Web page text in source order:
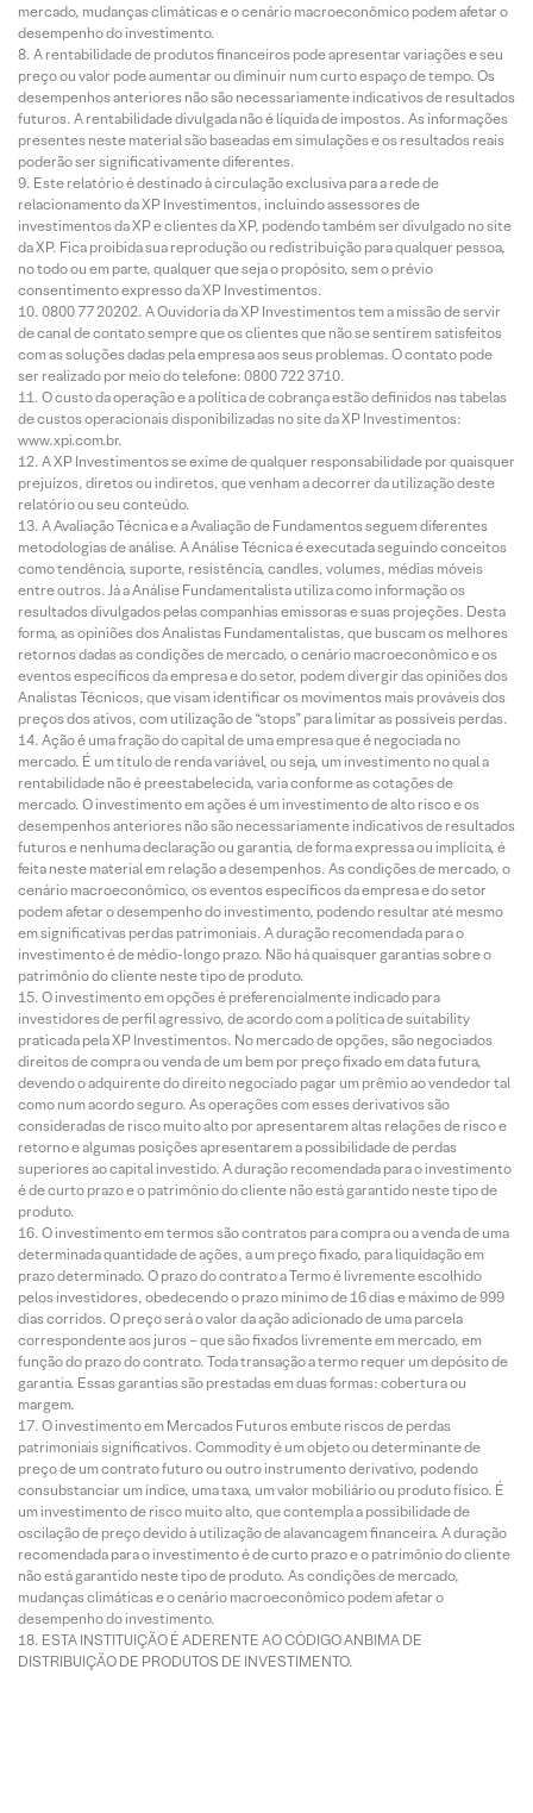
mercado, mudanças climáticas e o cenário macroeconômico podem afetar o
desempenho do investimento.
A rentabilidade de produtos financeiros pode apresentar variações e seu
preço ou valor pode aumentar ou diminuir num curto espaço de tempo. Os
desempenhos anteriores não são necessariamente indicativos de resultados
futuros. A rentabilidade divulgada não é líquida de impostos. As informações
presentes neste material são baseadas em simulações e os resultados reais
poderão ser significativamente diferentes.
Este relatório é destinado à circulação exclusiva para a rede de
relacionamento da XP Investimentos, incluindo assessores de
investimentos da XP e clientes da XP, podendo também ser divulgado no site
da XP. Fica proibida sua reprodução ou redistribuição para qualquer pessoa,
no todo ou em parte, qualquer que seja o propósito, sem o prévio
consentimento expresso da XP Investimentos.
0800 77 20202. A Ouvidoria da XP Investimentos tem a missão de servir
de canal de contato sempre que os clientes que não se sentirem satisfeitos
com as soluções dadas pela empresa aos seus problemas. O contato pode
ser realizado por meio do telefone: 0800 722 3710.
O custo da operação e a política de cobrança estão definidos nas tabelas
de custos operacionais disponibilizadas no site da XP Investimentos:
www.xpi.com.br.
A XP Investimentos se exime de qualquer responsabilidade por quaisquer
prejuízos, diretos ou indiretos, que venham a decorrer da utilização deste
relatório ou seu conteúdo.
A Avaliação Técnica e a Avaliação de Fundamentos seguem diferentes
metodologias de análise. A Análise Técnica é executada seguindo conceitos
como tendência, suporte, resistência, candles, volumes, médias móveis
entre outros. Já a Análise Fundamentalista utiliza como informação os
resultados divulgados pelas companhias emissoras e suas projeções. Desta
forma, as opiniões dos Analistas Fundamentalistas, que buscam os melhores
retornos dadas as condições de mercado, o cenário macroeconômico e os
eventos específicos da empresa e do setor, podem divergir das opiniões dos
Analistas Técnicos, que visam identificar os movimentos mais prováveis dos
preços dos ativos, com utilização de “stops” para limitar as possíveis perdas.
Ação é uma fração do capital de uma empresa que é negociada no
mercado. É um título de renda variável, ou seja, um investimento no qual a
rentabilidade não é preestabelecida, varia conforme as cotações de
mercado. O investimento em ações é um investimento de alto risco e os
desempenhos anteriores não são necessariamente indicativos de resultados
futuros e nenhuma declaração ou garantia, de forma expressa ou implícita, é
feita neste material em relação a desempenhos. As condições de mercado, o
cenário macroeconômico, os eventos específicos da empresa e do setor
podem afetar o desempenho do investimento, podendo resultar até mesmo
em significativas perdas patrimoniais. A duração recomendada para o
investimento é de médio-longo prazo. Não há quaisquer garantias sobre o
patrimônio do cliente neste tipo de produto.
O investimento em opções é preferencialmente indicado para
investidores de perfil agressivo, de acordo com a política de suitability
praticada pela XP Investimentos. No mercado de opções, são negociados
direitos de compra ou venda de um bem por preço fixado em data futura,
devendo o adquirente do direito negociado pagar um prêmio ao vendedor tal
como num acordo seguro. As operações com esses derivativos são
consideradas de risco muito alto por apresentarem altas relações de risco e
retorno e algumas posições apresentarem a possibilidade de perdas
superiores ao capital investido. A duração recomendada para o investimento
é de curto prazo e o patrimônio do cliente não está garantido neste tipo de
produto.
O investimento em termos são contratos para compra ou a venda de uma
determinada quantidade de ações, a um preço fixado, para liquidação em
prazo determinado. O prazo do contrato a Termo é livremente escolhido
pelos investidores, obedecendo o prazo mínimo de 16 dias e máximo de 999
dias corridos. O preço será o valor da ação adicionado de uma parcela
correspondente aos juros – que são fixados livremente em mercado, em
função do prazo do contrato. Toda transação a termo requer um depósito de
garantia. Essas garantias são prestadas em duas formas: cobertura ou
margem.
O investimento em Mercados Futuros embute riscos de perdas
patrimoniais significativos. Commodity é um objeto ou determinante de
preço de um contrato futuro ou outro instrumento derivativo, podendo
consubstanciar um índice, uma taxa, um valor mobiliário ou produto físico. É
um investimento de risco muito alto, que contempla a possibilidade de
oscilação de preço devido à utilização de alavancagem financeira. A duração
recomendada para o investimento é de curto prazo e o patrimônio do cliente
não está garantido neste tipo de produto. As condições de mercado,
mudanças climáticas e o cenário macroeconômico podem afetar o
desempenho do investimento.
ESTA INSTITUIÇÃO É ADERENTE AO CÓDIGO ANBIMA DE
DISTRIBUIÇÃO DE PRODUTOS DE INVESTIMENTO.